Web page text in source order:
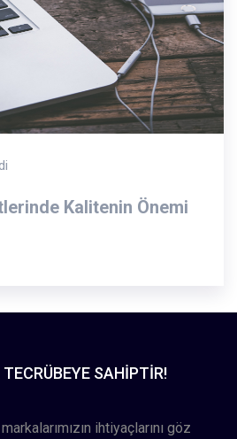
Kalitenin Önemi
SAHIPTIR!
ihtiyaçlarını göz